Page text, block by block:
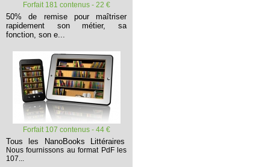
Forfait 181 contenus - 22 €
50% de remise pour maîtriser
rapidement son métier, sa
fonction, son e...
Forfait 107 contenus - 44 €
Tous les NanoBooks Littéraires
Nous fournissons au format PdF les
107...